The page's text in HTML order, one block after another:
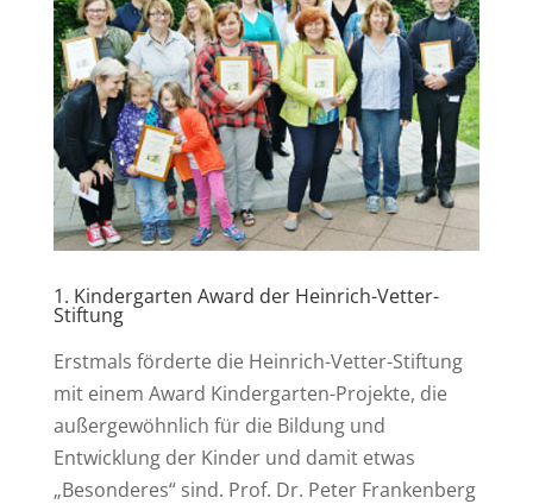
1. Kindergarten Award der Heinrich-Vetter-
Stiftung
Erstmals förderte die Heinrich-Vetter-Stiftung
mit einem Award Kindergarten-Projekte, die
außergewöhnlich für die Bildung und
Entwicklung der Kinder und damit etwas
„Besonderes“ sind. Prof. Dr. Peter Frankenberg